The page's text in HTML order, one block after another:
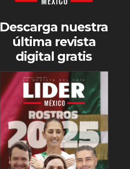
Descarga nuestra
última revista
digital gratis